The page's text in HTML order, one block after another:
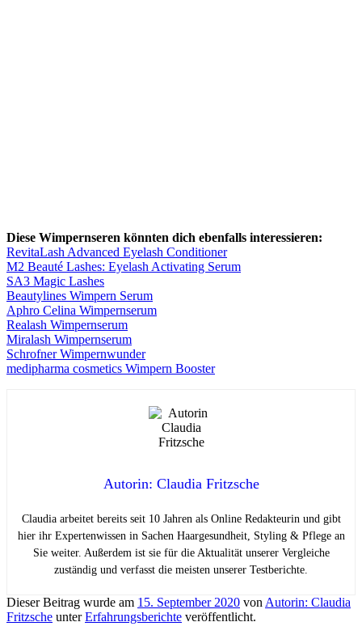
Diese Wimpernseren könnten dich ebenfalls interessieren:
RevitaLash Advanced Eyelash Conditioner
M2 Beauté Lashes: Eyelash Activating Serum
SA3 Magic Lashes
Beautylines Wimpern Serum
Aphro Celina Wimpernserum
Realash Wimpernserum
Miralash Wimpernserum
Schrofner Wimpernwunder
medipharma cosmetics Wimpern Booster
Autorin: Claudia Fritzsche
Claudia arbeitet bereits seit 10 Jahren als Online Redakteurin und gibt
hier ihr Expertenwissen in Sachen Haargesundheit, Styling & Pflege an
Sie weiter. Außerdem ist sie für die Aktualität unserer Vergleiche
zuständig und verfasst die meisten unserer Testberichte.
Dieser Beitrag wurde am 15. September 2020 von Autorin: Claudia
Fritzsche unterErfahrungsberichte veröffentlicht.